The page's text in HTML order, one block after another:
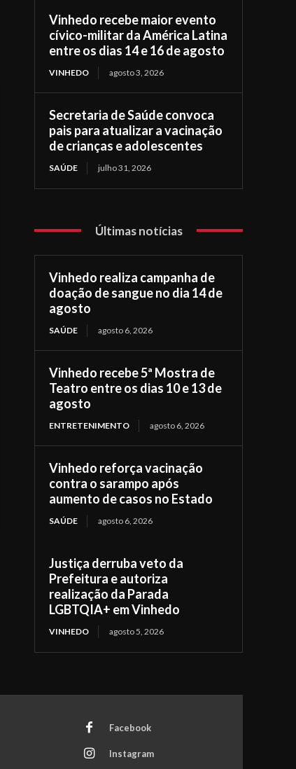
Vinhedo recebe maior evento
cívico-militar da América Latina
entre os dias 14 e 16 de agosto
VINHEDO agosto 3, 2026
Secretaria de Saúde convoca
pais para atualizar a vacinação
de crianças e adolescentes
SAÚDE julho 31, 2026
Últimas notícias
Vinhedo realiza campanha de
doação de sangue no dia 14 de
agosto
SAÚDE agosto 6, 2026
Vinhedo recebe 5ª Mostra de
Teatro entre os dias 10 e 13 de
agosto
ENTRETENIMENTO agosto 6, 2026
Vinhedo reforça vacinação
contra o sarampo após
aumento de casos no Estado
SAÚDE agosto 6, 2026
Justiça derruba veto da
Prefeitura e autoriza
realização da Parada
LGBTQIA+ em Vinhedo
VINHEDO agosto 5, 2026
Facebook
Instagram